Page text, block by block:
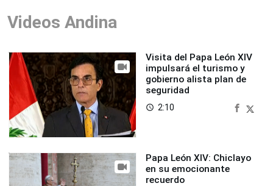
Videos Andina
Visita del Papa León XIV
impulsará el turismo y
gobierno alista plan de
seguridad
access_time 2:10
Papa León XIV: Chiclayo
en su emocionante
recuerdo